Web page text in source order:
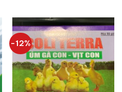
594.000 ₫.
-12%